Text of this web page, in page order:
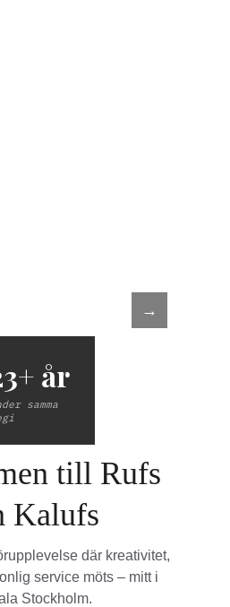
till Rufs
Kalufs
där kreativitet,
service möts – mitt i
Stockholm.